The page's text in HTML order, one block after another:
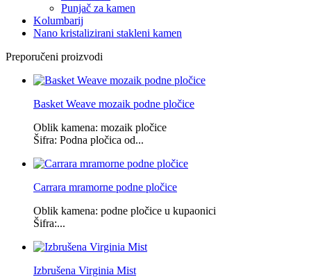
Punjač za kamen
Kolumbarij
Nano kristalizirani stakleni kamen
Preporučeni proizvodi
Basket Weave mozaik podne pločice
Oblik kamena: mozaik pločice
Šifra: Podna pločica od...
Carrara mramorne podne pločice
Oblik kamena: podne pločice u kupaonici
Šifra:...
Izbrušena Virginia Mist